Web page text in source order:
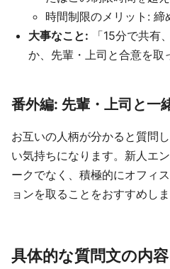
時間制限のメリット: 締
大事なこと: 「15分で共有
か、先輩・上司と合意を取
番外編: 先輩・上司と一
お互いの人柄が分かると質問
い気持ちになります。新人エ
ークでなく、積極的にオフィ
ョンを取ることをおすすめしま
具体的な質問文の内